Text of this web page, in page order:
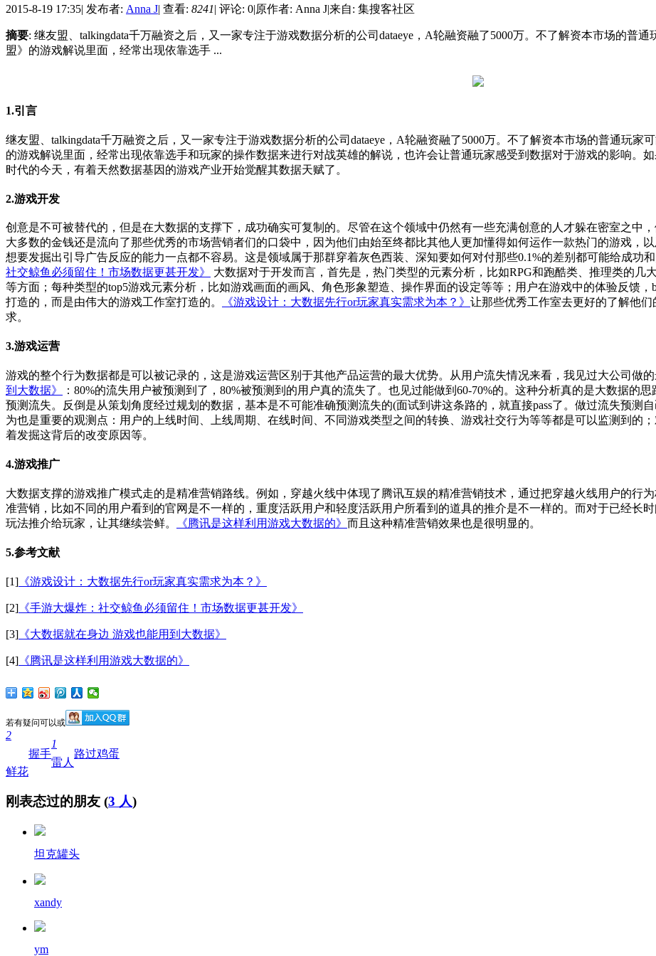
2015-8-19 17:35| 发布者: Anna J| 查看: 8241| 评论: 0|原作者: Anna J|来自: 集搜客社区
摘要: 继友盟、talkingdata千万融资之后，又一家专注于游戏数据分析的公司dataeye，A轮融资融了5000万。不了解资本市场的普
盟》的游戏解说里面，经常出现依靠选手 ...
1.引言
继友盟、talkingdata千万融资之后，又一家专注于游戏数据分析的公司dataeye，A轮融资融了5000万。不了解资本市场的普通玩家
的游戏解说里面，经常出现依靠选手和玩家的操作数据来进行对战英雄的解说，也许会让普通玩家感受到数据对于游戏的影响。
时代的今天，有着天然数据基因的游戏产业开始觉醒其数据天赋了。
2.游戏开发
创意是不可被替代的，但是在大数据的支撑下，成功确实可复制的。尽管在这个领域中仍然有一些充满创意的人才躲在密室之中
大多数的金钱还是流向了那些优秀的市场营销者们的口袋中，因为他们由始至终都比其他人更加懂得如何运作一款热门的游戏，
想要发掘出引导广告反应的能力一点都不容易。这是领域属于那群穿着灰色西装、深知要如何对付那些0.1%的差别都可能给成功
社交鲸鱼必须留住！市场数据更甚开发》
大数据对于开发而言，首先是，热门类型的元素分析，比如RPG和跑酷类、推理类的
等方面；每种类型的top5游戏元素分析，比如游戏画面的画风、角色形象塑造、操作界面的设定等等；用户在游戏中的体验反馈
打造的，而是由伟大的游戏工作室打造的。
《游戏设计：大数据先行or玩家真实需求为本？》 让那些优秀工作室去更好的了解他
求。
3.游戏运营
游戏的整个行为数据都是可以被记录的，这是游戏运营区别于其他产品运营的最大优势。从用户流失情况来看，我见过大公司做
到大数据》
：80%的流失用户被预测到了，80%被预测到的用户真的流失了。也见过能做到60-70%的。这种分析真的是大数据的
预测流失。反倒是从策划角度经过规划的数据，基本是不可能准确预测流失的(面试到讲这条路的，就直接pass了。做过流失预测
为也是重要的观测点：用户的上线时间、上线周期、在线时间、不同游戏类型之间的转换、游戏社交行为等等都是可以监测到的
着发掘这背后的改变原因等。
4.游戏推广
大数据支撑的游戏推广模式走的是精准营销路线。例如，穿越火线中体现了腾讯互娱的精准营销技术，通过把穿越火线用户的行
准营销，比如不同的用户看到的官网是不一样的，重度活跃用户和轻度活跃用户所看到的道具的推介是不一样的。而对于已经长
玩法推介给玩家，让其继续尝鲜。
《腾讯是这样利用游戏大数据的》 而且这种精准营销效果也是很明显的。
5.参考文献
[1] 《游戏设计：大数据先行or玩家真实需求为本？》
[2] 《手游大爆炸：社交鲸鱼必须留住！市场数据更甚开发》
[3] 《大数据就在身边 游戏也能用到大数据》
[4] 《腾讯是这样利用游戏大数据的》
若有疑问可以或
2
鲜花
握手
1
雷人
路过鸡蛋
刚表态过的朋友 (3 人)
坦克罐头
xandy
ym